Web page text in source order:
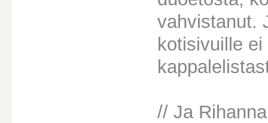
vahvistanut.
kotisivuille
// Ja